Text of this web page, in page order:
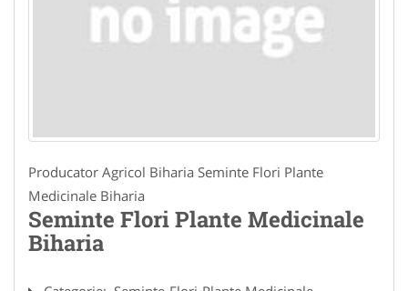
Producator Agricol Biharia Seminte Flori Plante
Medicinale Biharia
Seminte Flori Plante Medicinale
Biharia